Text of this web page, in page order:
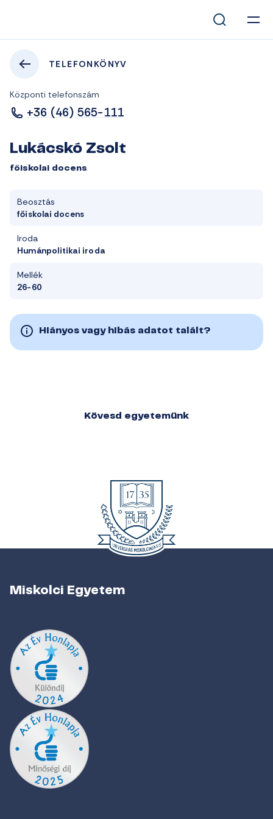
TELEFONKÖNYV
Központi telefonszám
+36 (46) 565-111
Lukácskó Zsolt
főiskolai docens
Beosztás
főiskolai docens
Iroda
Humánpolitikai iroda
Mellék
26-60
Hiányos vagy hibás adatot talált?
Kövesd egyetemünk
Miskolci Egyetem